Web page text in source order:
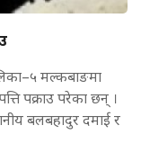
मल्कबाङमा
पक्राउ परेका छन् ।
बलबहादुर दमाई र